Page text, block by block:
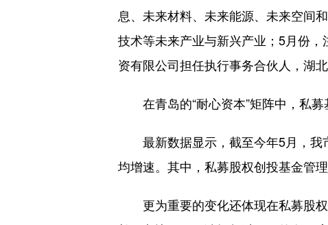
息、未来材料、未来能源、未来空间
技术等未来产业与新兴产业；5月份
资有限公司担任执行事务合伙人，湖
在青岛的“耐心资本”矩阵中，私募
最新数据显示，截至今年5月，我
均增速。其中，私募股权创投基金管
更为重要的变化还体现在私募股权